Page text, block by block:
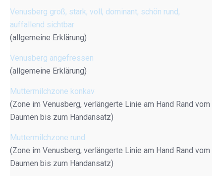
Venusberg groß, stark, voll, dominant, schön rund,
auffallend sichtbar
(allgemeine Erklärung)
Venusberg angefressen
(allgemeine Erklärung)
Muttermilchzone konkav
(Zone im Venusberg, verlängerte Linie am Hand Rand vom
Daumen bis zum Handansatz)
Muttermilchzone rund
(Zone im Venusberg, verlängerte Linie am Hand Rand vom
Daumen bis zum Handansatz)